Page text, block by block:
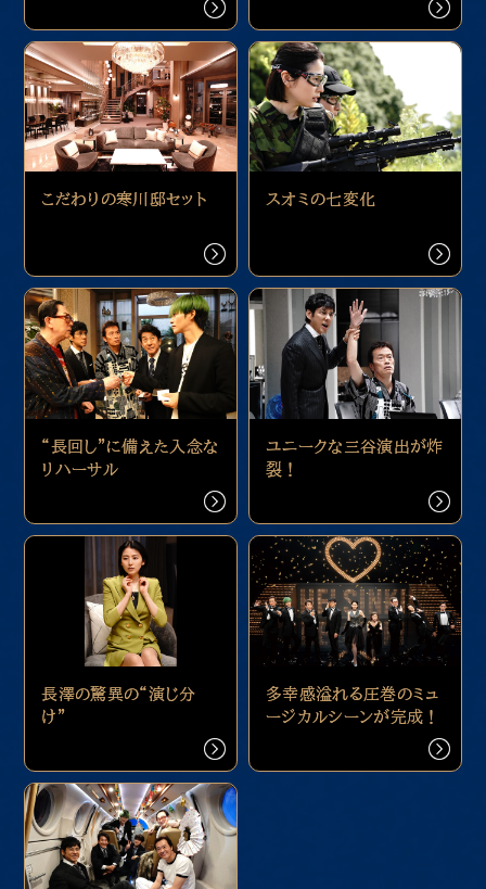
こだわりの寒川邸セット スオミの七変化
“長回し”に備えた入念な
リハーサル
ユニークな三谷演出が炸
裂！
長澤の驚異の“演じ分
け”
多幸感溢れる圧巻のミュ
ージカルシーンが完成！